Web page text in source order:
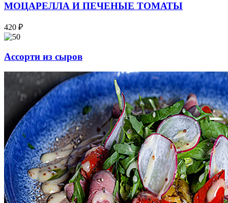
МОЦАРЕЛЛА И ПЕЧЕНЫЕ ТОМАТЫ
420 ₽
Ассорти из сыров